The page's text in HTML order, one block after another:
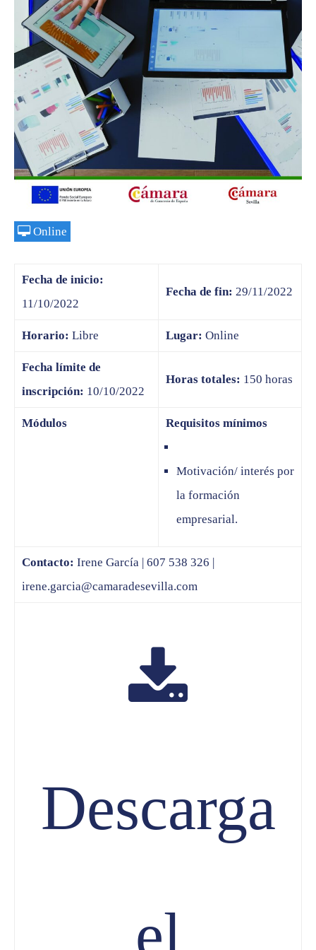
Online
Fecha de inicio:
11/10/2022
Fecha de fin: 29/11/2022
Horario: Libre Lugar: Online
Fecha límite de
inscripción: 10/10/2022
Horas totales: 150 horas
Módulos Requisitos mínimos
Motivación/ interés por
la formación
empresarial.
Contacto: Irene García | 607 538 326 |
irene.garcia@camaradesevilla.com
Descarga
el